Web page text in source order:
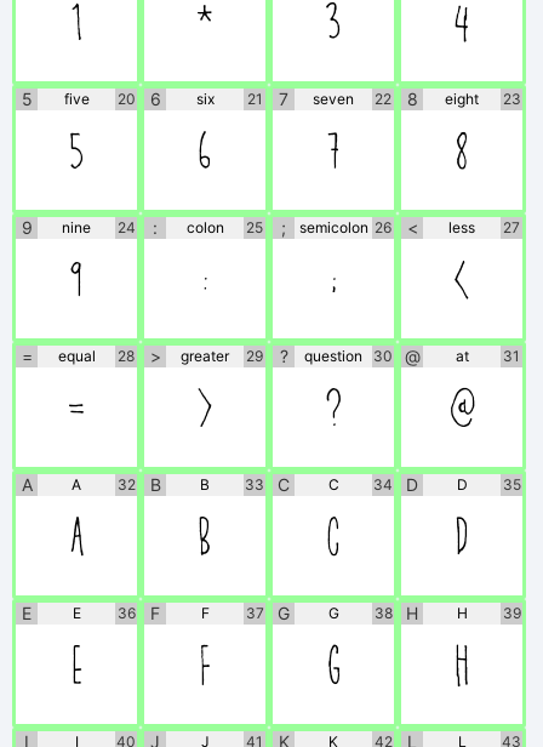
1 2 3 4
5 five 20
5
6 six 21
6
7 seven 22
7
8 eight 23
8
9 nine 24
9
: colon 25
:
; semicolon 26
;
< less 27
<
= equal 28
=
> greater 29
>
? question 30
?
@ at 31
@
A A 32
A
B B 33
B
C C 34
C
D D 35
D
E E 36
E
F F 37
F
G G 38
G
H H 39
H
I I 40 J J 41 K K 42 L L 43